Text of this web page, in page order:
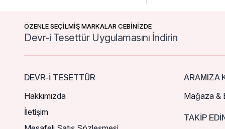
ÖZENLE SEÇİLMİŞ MARKALAR CEBİNİZDE
Devr-i Tesettür Uygulamasını İndirin
DEVR-I TESETTÜR
Hakkımızda
İletişim
ARAMIZA
Mağaza &
TAKIP